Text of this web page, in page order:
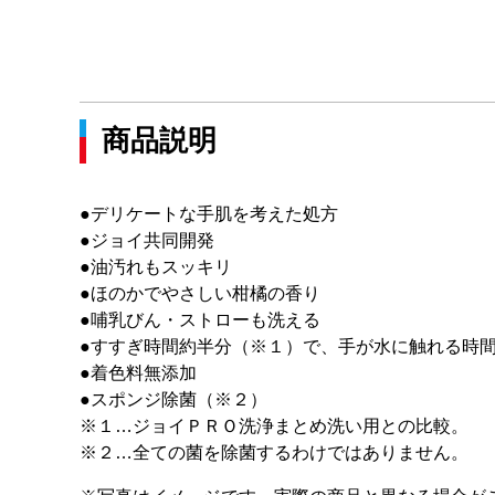
商品説明
●デリケートな手肌を考えた処方
●ジョイ共同開発
●油汚れもスッキリ
●ほのかでやさしい柑橘の香り
●哺乳びん・ストローも洗える
●すすぎ時間約半分（※１）で、手が水に触れる時
●着色料無添加
●スポンジ除菌（※２）
※１…ジョイＰＲＯ洗浄まとめ洗い用との比較。
※２…全ての菌を除菌するわけではありません。